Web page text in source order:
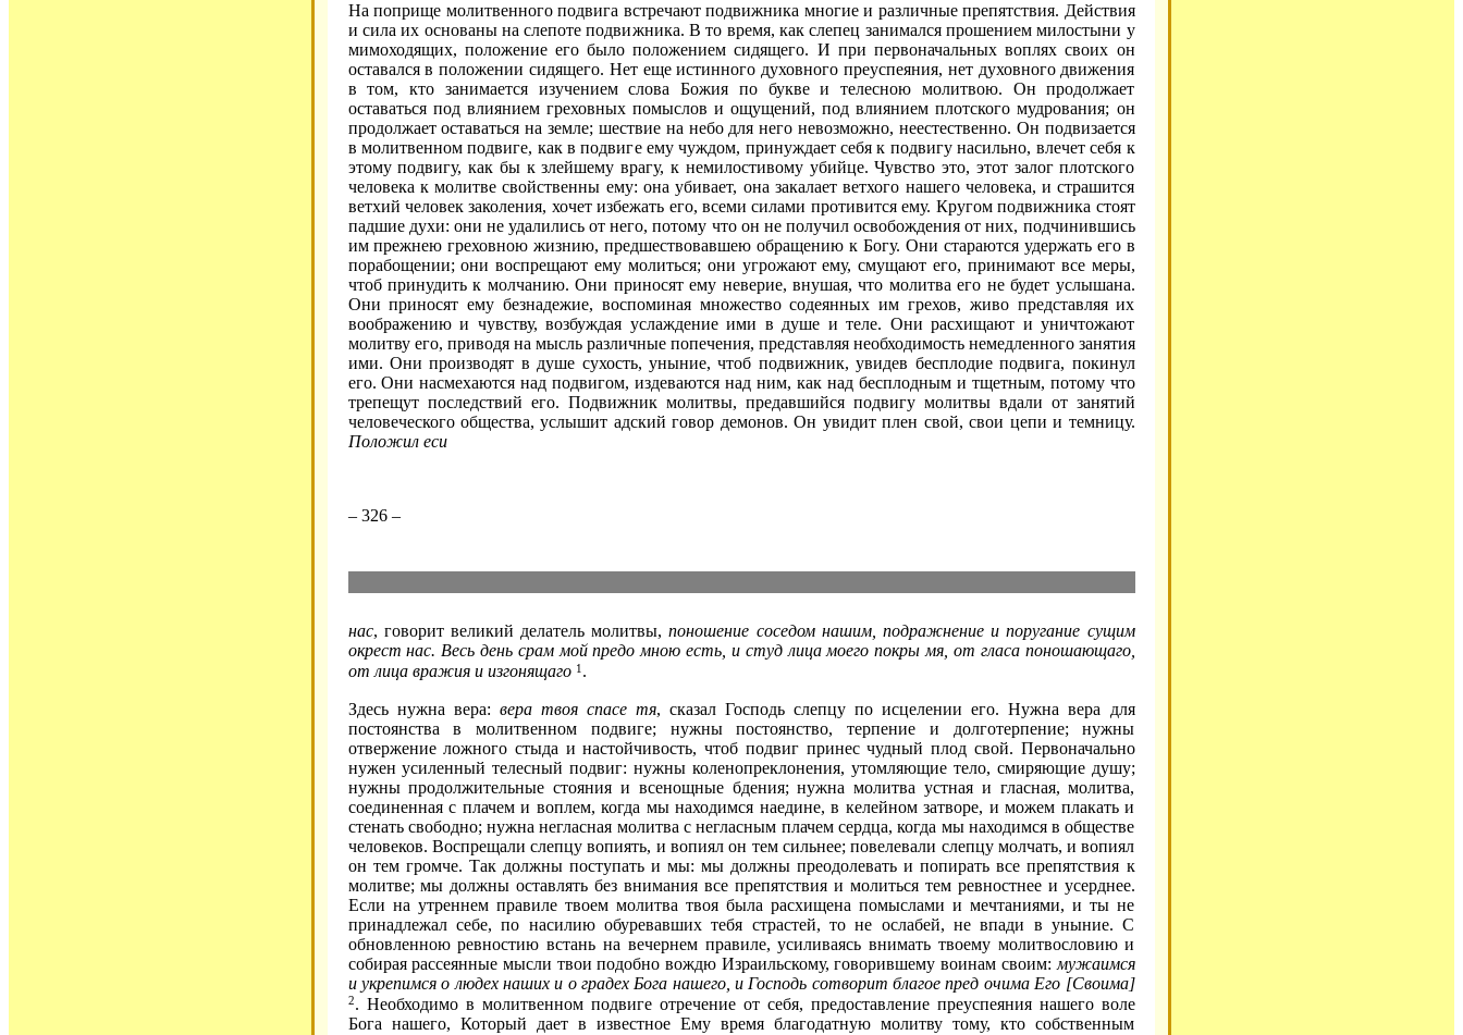
На поприще молитвенного подвига встречают подвижника многие и различные препятствия. Действия
и сила их основаны на слепоте подвижника. В то время, как слепец занимался прошением милостыни у
мимоходящих, положение его было положением сидящего. И при первоначальных воплях своих он
оставался в положении сидящего. Нет еще истинного духовного преуспеяния, нет духовного движения
в том, кто занимается изучением слова Божия по букве и телесною молитвою. Он продолжает
оставаться под влиянием греховных помыслов и ощущений, под влиянием плотского мудрования; он
продолжает оставаться на земле; шествие на небо для него невозможно, неестественно. Он подвизается
в молитвенном подвиге, как в подвиге ему чуждом, принуждает себя к подвигу насильно, влечет себя к
этому подвигу, как бы к злейшему врагу, к немилостивому убийце. Чувство это, этот залог плотского
человека к молитве свойственны ему: она убивает, она закалает ветхого нашего человека, и страшится
ветхий человек заколения, хочет избежать его, всеми силами противится ему. Кругом подвижника стоят
падшие духи: они не удалились от него, потому что он не получил освобождения от них, подчинившись
им прежнею греховною жизнию, предшествовавшею обращению к Богу. Они стараются удержать его в
порабощении; они воспрещают ему молиться; они угрожают ему, смущают его, принимают все меры,
чтоб принудить к молчанию. Они приносят ему неверие, внушая, что молитва его не будет услышана.
Они приносят ему безнадежие, воспоминая множество содеянных им грехов, живо представляя их
воображению и чувству, возбуждая услаждение ими в душе и теле. Они расхищают и уничтожают
молитву его, приводя на мысль различные попечения, представляя необходимость немедленного занятия
ими. Они производят в душе сухость, уныние, чтоб подвижник, увидев бесплодие подвига, покинул
его. Они насмехаются над подвигом, издеваются над ним, как над бесплодным и тщетным, потому что
трепещут последствий его. Подвижник молитвы, предавшийся подвигу молитвы вдали от занятий
человеческого общества, услышит адский говор демонов. Он увидит плен свой, свои цепи и темницу.
Положил еси
– 326 –
нас, говорит великий делатель молитвы,поношение соседом нашим, подражнение и поругание сущим
окрест нас. Весь день срам мой предо мною есть, и студ лица моего покры мя, от гласа поношающаго,
от лица вражия и изгонящаго 1 .
Здесь нужна вера: вера твоя спасе тя, сказал Господь слепцу по исцелении его. Нужна вера для
постоянства в молитвенном подвиге; нужны постоянство, терпение и долготерпение; нужны
отвержение ложного стыда и настойчивость, чтоб подвиг принес чудный плод свой. Первоначально
нужен усиленный телесный подвиг: нужны коленопреклонения, утомляющие тело, смиряющие душу;
нужны продолжительные стояния и всенощные бдения; нужна молитва устная и гласная, молитва,
соединенная с плачем и воплем, когда мы находимся наедине, в келейном затворе, и можем плакать и
стенать свободно; нужна негласная молитва с негласным плачем сердца, когда мы находимся в обществе
человеков. Воспрещали слепцу вопиять, и вопиял он тем сильнее; повелевали слепцу молчать, и вопиял
он тем громче. Так должны поступать и мы: мы должны преодолевать и попирать все препятствия к
молитве; мы должны оставлять без внимания все препятствия и молиться тем ревностнее и усерднее.
Если на утреннем правиле твоем молитва твоя была расхищена помыслами и мечтаниями, и ты не
принадлежал себе, по насилию обуревавших тебя страстей, то не ослабей, не впади в уныние. С
обновленною ревностию встань на вечернем правиле, усиливаясь внимать твоему молитвословию и
собирая рассеянные мысли твои подобно вождю Израильскому, говорившему воинам своим: мужаимся
и укрепимся о людех наших и о градех Бога нашего, и Господь сотворит благое пред очима Его [Своима]
2. Необходимо в молитвенном подвиге отречение от себя, предоставление преуспеяния нашего воле
Бога нашего, Который дает в известное Ему время благодатную молитву тому, кто собственным